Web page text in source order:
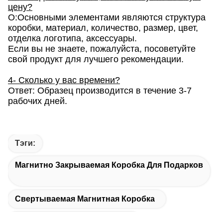
цену?
О:Основными элементами являются структура
коробки, материал, количество, размер, цвет,
отделка логотипа, аксессуары.
Если вы не знаете, пожалуйста, посоветуйте
свой продукт для лучшего рекомендации.
4- Сколько у вас времени?
Ответ: Образец производится в течение 3-7
рабочих дней.
Тэги:
Магнитно Закрываемая Коробка Для Подарков
Свертываемая Магнитная Коробка